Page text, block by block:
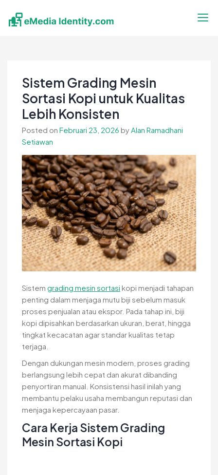
content
Sistem Grading Mesin
Sortasi Kopi untuk Kualitas
Lebih Konsisten
Posted on Februari 23, 2026 byAlan Ramadhani
Setiawan
Sistem grading mesin sortasi kopi menjadi tahapan
penting dalam menjaga mutu biji sebelum masuk
proses penjualan atau ekspor. Pada tahap ini, biji
kopi dipisahkan berdasarkan ukuran, berat, hingga
tingkat kecacatan agar standar kualitas tetap
terjaga.
Dengan dukungan mesin modern, proses grading
berlangsung lebih cepat dan akurat dibanding
penyortiran manual. Konsistensi hasil inilah yang
membantu pelaku usaha membangun reputasi dan
menjaga kepercayaan pasar.
Cara Kerja Sistem Grading
Mesin Sortasi Kopi